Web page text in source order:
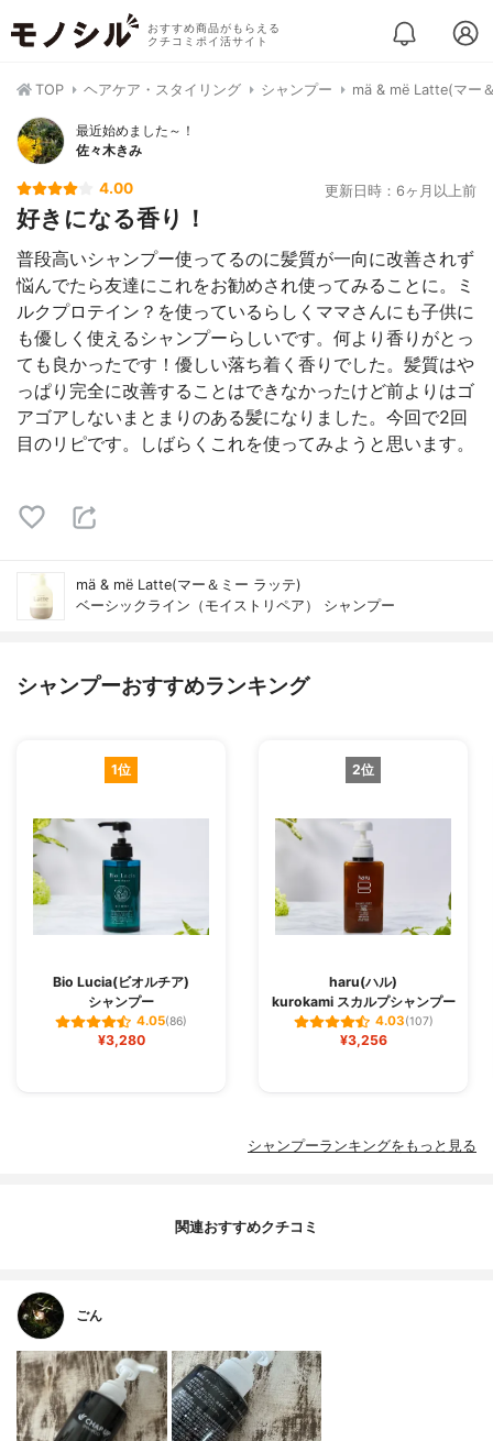
おすすめ商品がもらえる
クチコミポイ活サイト
TOP ヘアケア・スタイリング シャンプー mä & më Latte(マー
最近始めました～！
佐々木きみ
4.00 更新日時：6ヶ月以上前
好きになる香り！
普段高いシャンプー使ってるのに髪質が一向に改善されず
悩んでたら友達にこれをお勧めされ使ってみることに。ミ
ルクプロテイン？を使っているらしくママさんにも子供に
も優しく使えるシャンプーらしいです。何より香りがとっ
ても良かったです！優しい落ち着く香りでした。髪質はや
っぱり完全に改善することはできなかったけど前よりはゴ
アゴアしないまとまりのある髪になりました。今回で2回
目のリピです。しばらくこれを使ってみようと思います。
mä & më Latte(マー＆ミー ラッテ)
ベーシックライン（モイストリペア） シャンプー
シャンプーおすすめランキング
1位
Bio Lucia(ビオルチア)
シャンプー
4.05(86)
¥3,280
2位
haru(ハル)
kurokami スカルプシャンプー
4.03(107)
¥3,256
シャンプーランキングをもっと見る
関連おすすめクチコミ
ごん